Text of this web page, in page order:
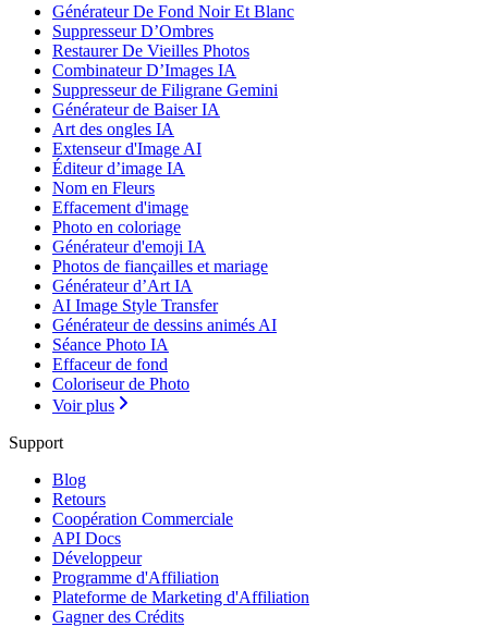
Générateur De Fond Noir Et Blanc
Suppresseur D’Ombres
Restaurer De Vieilles Photos
Combinateur D’Images IA
Suppresseur de Filigrane Gemini
Générateur de Baiser IA
Art des ongles IA
Extenseur d'Image AI
Éditeur d’image IA
Nom en Fleurs
Effacement d'image
Photo en coloriage
Générateur d'emoji IA
Photos de fiançailles et mariage
Générateur d’Art IA
AI Image Style Transfer
Générateur de dessins animés AI
Séance Photo IA
Effaceur de fond
Coloriseur de Photo
Voir plus
Support
Blog
Retours
Coopération Commerciale
API Docs
Développeur
Programme d'Affiliation
Plateforme de Marketing d'Affiliation
Gagner des Crédits